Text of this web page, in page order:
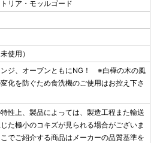
リア・モッルゴード
使用）
ンジ、オーブンともにNG！ ※白樺の木の風
化を防ぐため食洗機のご使用はお控え下さ
性上、製品によっては、製造工程また輸送
た極小のコキズが見られる場合がございま
でご紹介する商品はメーカーの品質基準を